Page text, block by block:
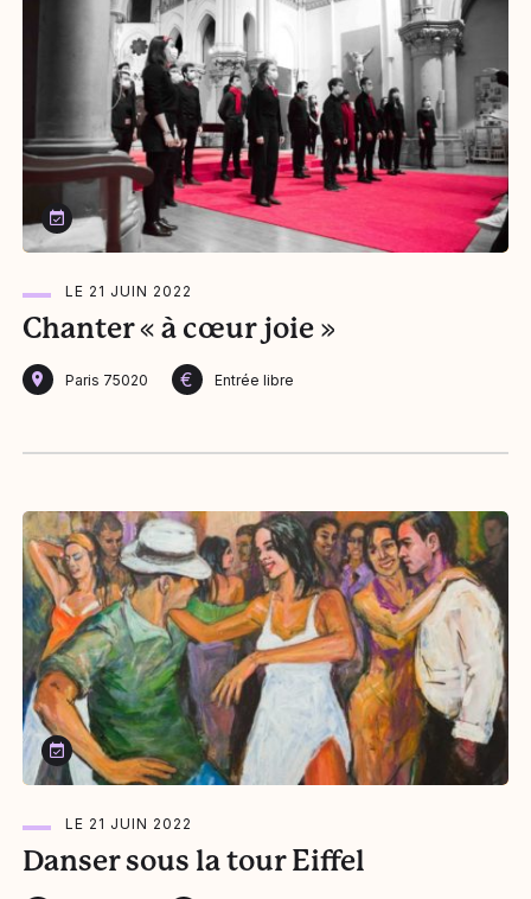
LE 21 JUIN 2022
Chanter « à cœur joie »
Paris 75020 € Entrée libre
LE 21 JUIN 2022
Danser sous la tour Eiffel